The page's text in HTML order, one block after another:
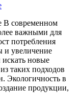
В современном
важными для
потребления
и увеличение
искать новые
таких подходов
Экологичность в
продукции,